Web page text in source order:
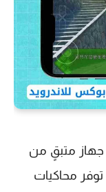
جهاز متبقٍ من
توفر محاكيات